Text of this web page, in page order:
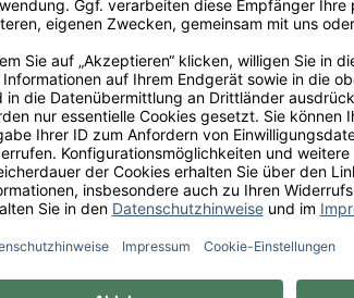
l
Géographique Protégée